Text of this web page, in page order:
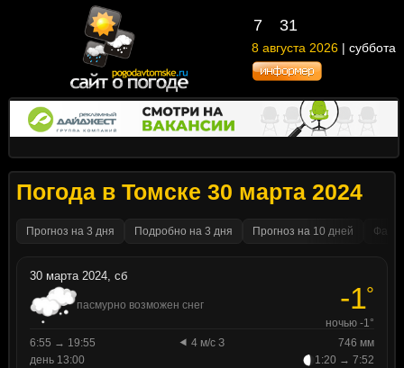
7 31
8 августа 2026 | суббота
Погода в Томске 30 марта 2024
Прогноз на 3 дня Подробно на 3 дня Прогноз на 10 дней
30 марта 2024, сб
пасмурно возможен снег -1°
ночью -1°
6:55 → 19:55
4 м/с З
746 мм
день 13:00
1:20 → 7:52